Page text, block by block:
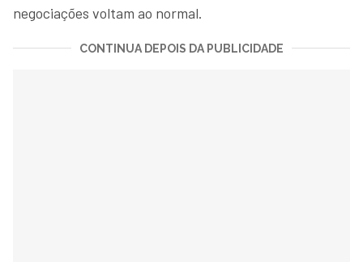
negociações voltam ao normal.
CONTINUA DEPOIS DA PUBLICIDADE